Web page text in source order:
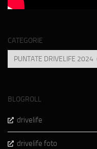
CATEGORIE
Categorie
BLOGROLL
drivelife
drivelife foto